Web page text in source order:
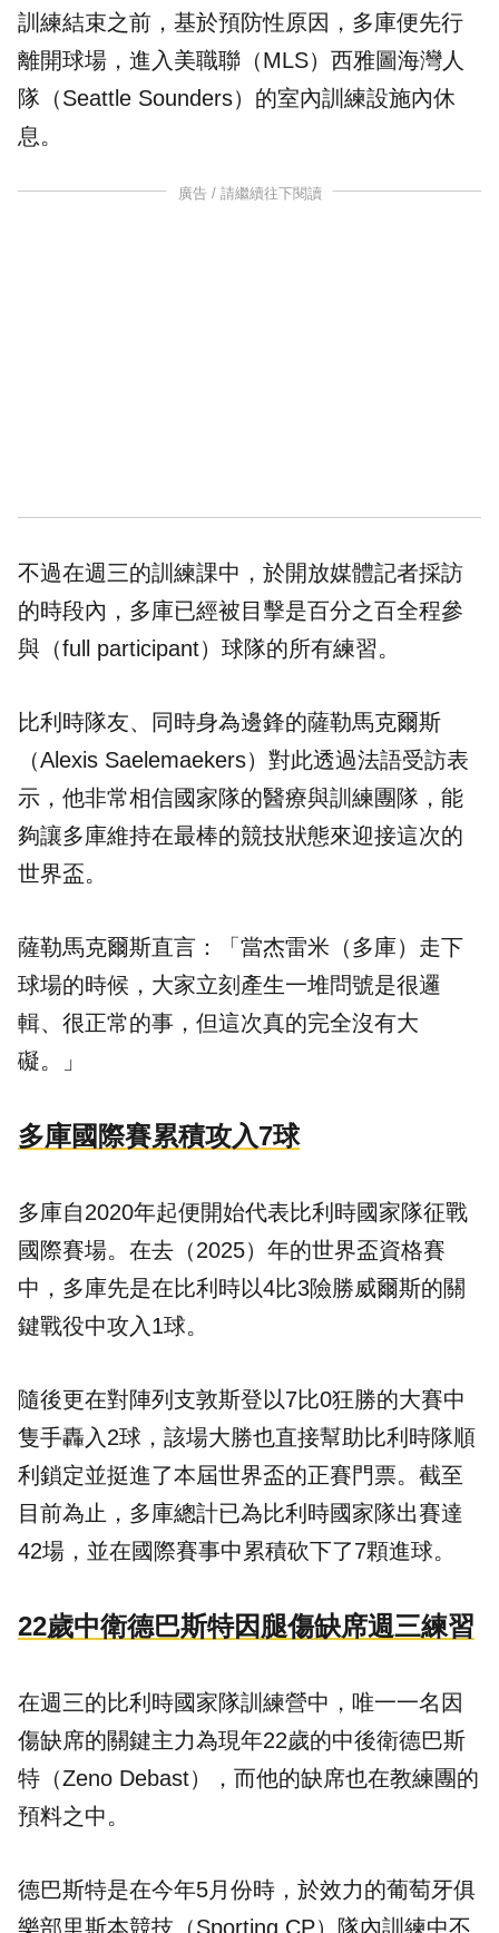
訓練結束之前，基於預防性原因，多庫便先行
離開球場，進入美職聯（MLS）西雅圖海灣人
隊（Seattle Sounders）的室內訓練設施內休
息。
廣告 / 請繼續往下閱讀
不過在週三的訓練課中，於開放媒體記者採訪
的時段內，多庫已經被目擊是百分之百全程參
與（full participant）球隊的所有練習。
比利時隊友、同時身為邊鋒的薩勒馬克爾斯
（Alexis Saelemaekers）對此透過法語受訪表
示，他非常相信國家隊的醫療與訓練團隊，能
夠讓多庫維持在最棒的競技狀態來迎接這次的
世界盃。
薩勒馬克爾斯直言：「當杰雷米（多庫）走下
球場的時候，大家立刻產生一堆問號是很邏
輯、很正常的事，但這次真的完全沒有大
礙。」
多庫國際賽累積攻入7球
多庫自2020年起便開始代表比利時國家隊征戰
國際賽場。在去（2025）年的世界盃資格賽
中，多庫先是在比利時以4比3險勝威爾斯的關
鍵戰役中攻入1球。
隨後更在對陣列支敦斯登以7比0狂勝的大賽中
隻手轟入2球，該場大勝也直接幫助比利時隊順
利鎖定並挺進了本屆世界盃的正賽門票。截至
目前為止，多庫總計已為比利時國家隊出賽達
42場，並在國際賽事中累積砍下了7顆進球。
22歲中衛德巴斯特因腿傷缺席週三練習
在週三的比利時國家隊訓練營中，唯一一名因
傷缺席的關鍵主力為現年22歲的中後衛德巴斯
特（Zeno Debast），而他的缺席也在教練團的
預料之中。
德巴斯特是在今年5月份時，於效力的葡萄牙俱
樂部里斯本競技（Sporting CP）隊內訓練中不